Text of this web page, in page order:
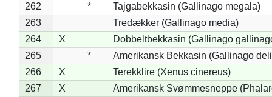
262
*
Tajgabekkasin (Gallinago megala)
263
Tredækker (Gallinago media)
264
X
Dobbeltbekkasin (Gallinago
265
*
Amerikansk Bekkasin (Gallinago
266
X
Terekklire (Xenus cinereus)
267
X
Amerikansk Svømmesneppe